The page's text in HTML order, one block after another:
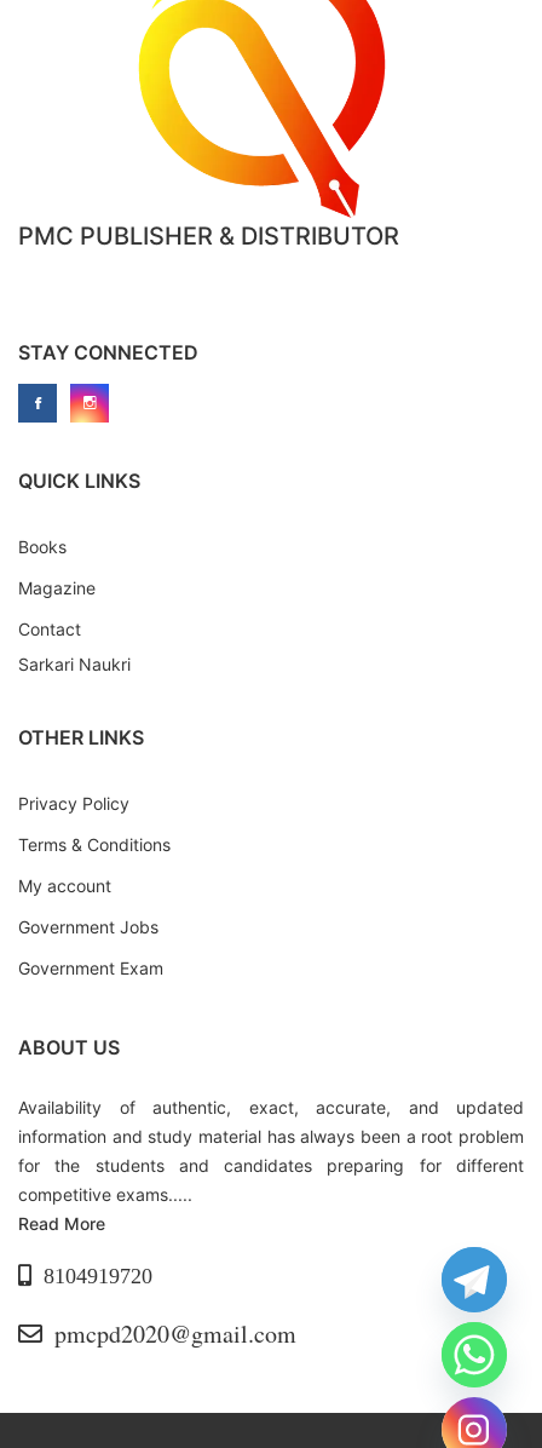
PMC PUBLISHER & DISTRIBUTOR
STAY CONNECTED
QUICK LINKS
Books
Magazine
Contact
Sarkari Naukri
OTHER LINKS
Privacy Policy
Terms & Conditions
My account
Government Jobs
Government Exam
ABOUT US
Availability of authentic, exact, accurate, and updated
information and study material has always been a root problem
for the students and candidates preparing for different
competitive exams.....
Read More
8104919720
pmcpd2020@gmail.com